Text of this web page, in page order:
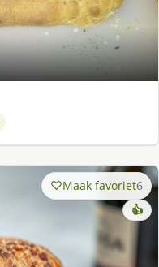
Maak favoriet6
👍